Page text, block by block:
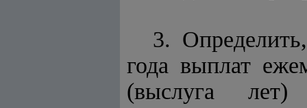
3.
года выплат
(выслуга лет)